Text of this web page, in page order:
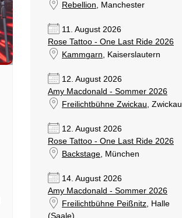
Rebellion, Manchester
11. August 2026
Rose Tattoo - One Last Ride 2026
Kammgarn, Kaiserslautern
12. August 2026
Amy Macdonald - Sommer 2026
Freilichtbühne Zwickau, Zwickau
12. August 2026
Rose Tattoo - One Last Ride 2026
Backstage, München
14. August 2026
Amy Macdonald - Sommer 2026
Freilichtbühne Peißnitz, Halle
(Saale)